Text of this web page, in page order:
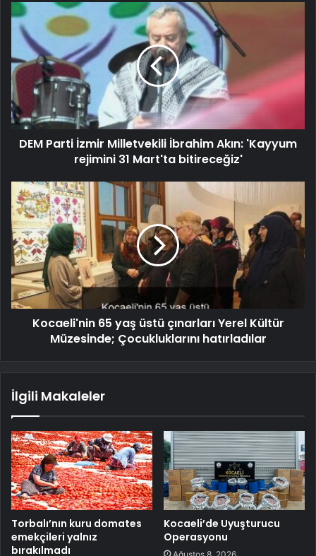
DEM Parti İzmir Milletvekili İbrahim Akın: 'Kayyum
rejimini 31 Mart'ta bitireceğiz'
Kocaeli'nin 65 yaş üstü çınarları Yerel Kültür
Müzesinde; Çocukluklarını hatırladılar
İlgili Makaleler
Torbalı’nın kuru domates
emekçileri yalnız
bırakılmadı
Kocaeli’de Uyuşturucu
Operasyonu